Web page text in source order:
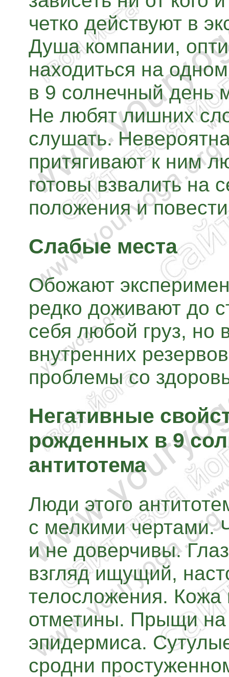
четко действуют в
Душа компании,
находиться на
в 9 солнечный день
Не любят лишних
слушать.
притягивают к ним
готовы взвалить на
положения и
Слабые места
Обожают
редко доживают до
себя любой груз, но
внутренних
проблемы со
Негативные
рожденных в 9
антитотема
Люди этого
с мелкими чертами.
и не доверчивы.
взгляд ищущий,
телосложения. Кожа
отметины. Прыщи на
эпидермиса.
сродни